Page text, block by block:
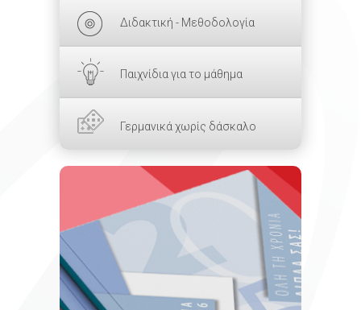
Διδακτική - Μεθοδολογία
Παιχνίδια για το μάθημα
Γερμανικά χωρίς δάσκαλο